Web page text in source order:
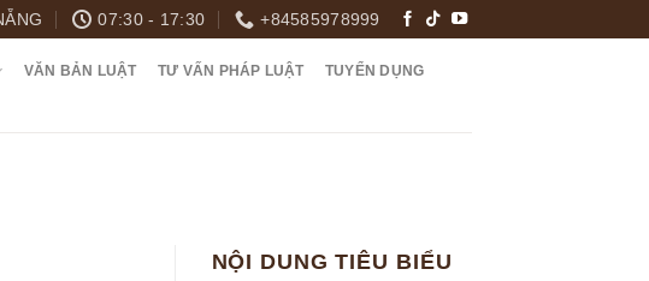
07:30 - 17:30 +84585978999
VĂN BẢN LUẬT TƯ VẤN PHÁP LUẬT TUYỂN DỤNG
NỘI DUNG TIÊU BIỂU